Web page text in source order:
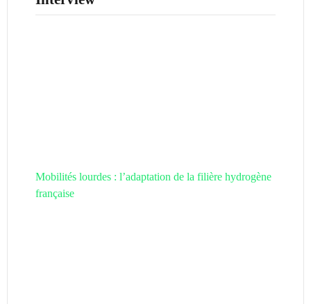
Mobilités lourdes : l’adaptation de la filière hydrogène
française